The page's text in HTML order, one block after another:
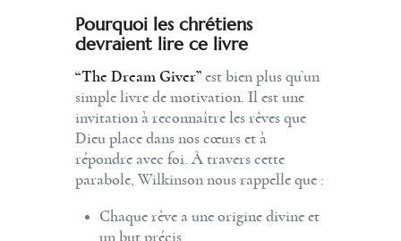
Pourquoi les chrétiens
devraient lire ce livre
“The Dream Giver” est bien plus qu’un
simple livre de motivation. Il est une
invitation à reconnaître les rêves que
Dieu place dans nos cœurs et à
répondre avec foi. À travers cette
parabole, Wilkinson nous rappelle que :
Chaque rêve a une origine divine et
un but précis.